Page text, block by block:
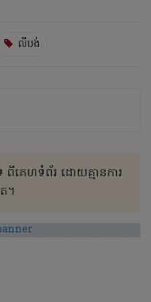
លីបង់
ពីគេហទំព័រ ដោយគ្មានការ
។